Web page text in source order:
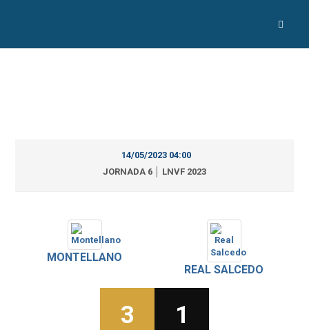
14/05/2023 04:00
JORNADA 6 │ LNVF 2023
MONTELLANO
REAL SALCEDO
3 1